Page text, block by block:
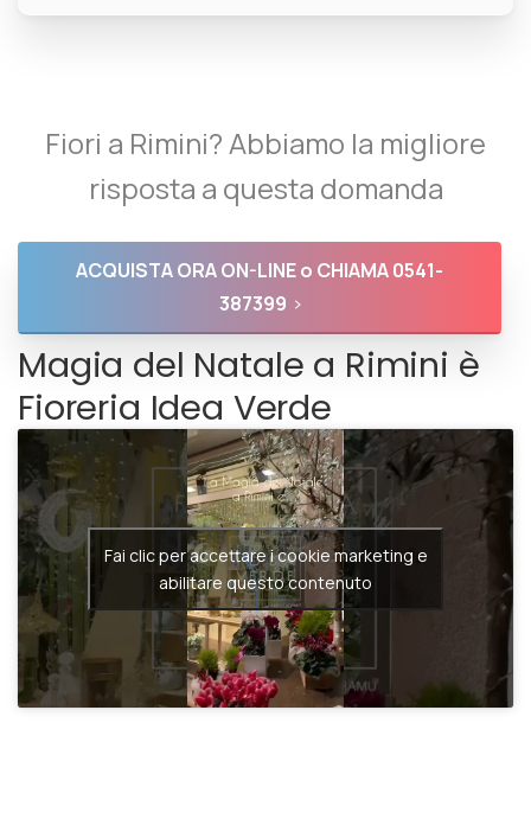
Fiori a Rimini? Abbiamo la migliore
risposta a questa domanda
ACQUISTA ORA ON-LINE o CHIAMA 0541-
387399
Magia del Natale a Rimini è
Fioreria Idea Verde
Fai clic per accettare i cookie marketing e
abilitare questo contenuto